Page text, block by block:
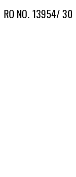
RO NO. 13954/ 30